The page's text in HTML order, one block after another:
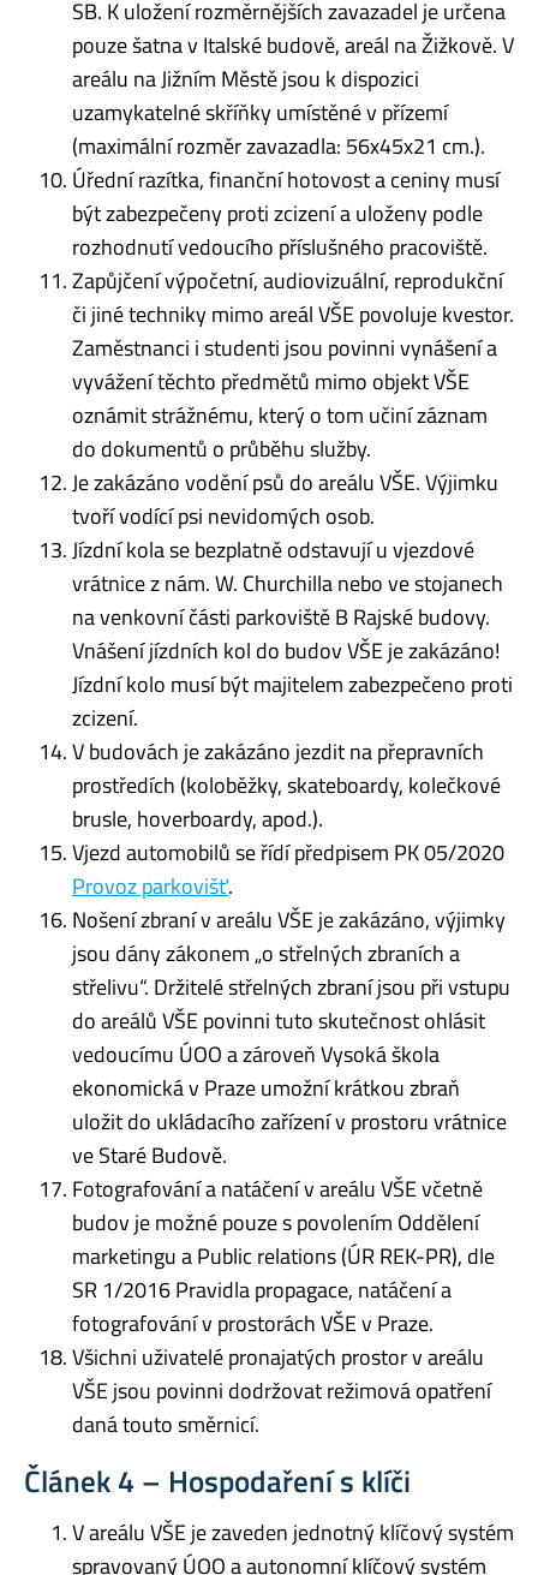
SB. K uložení rozměrnějších zavazadel je určena
pouze šatna v Italské budově, areál na Žižkově. V
areálu na Jižním Městě jsou k dispozici
uzamykatelné skříňky umístěné v přízemí
(maximální rozměr zavazadla: 56x45x21 cm.).
Úřední razítka, finanční hotovost a ceniny musí
být zabezpečeny proti zcizení a uloženy podle
rozhodnutí vedoucího příslušného pracoviště.
Zapůjčení výpočetní, audiovizuální, reprodukční
či jiné techniky mimo areál VŠE povoluje kvestor.
Zaměstnanci i studenti jsou povinni vynášení a
vyvážení těchto předmětů mimo objekt VŠE
oznámit strážnému, který o tom učiní záznam
do dokumentů o průběhu služby.
Je zakázáno vodění psů do areálu VŠE. Výjimku
tvoří vodící psi nevidomých osob.
Jízdní kola se bezplatně odstavují u vjezdové
vrátnice z nám. W. Churchilla nebo ve stojanech
na venkovní části parkoviště B Rajské budovy.
Vnášení jízdních kol do budov VŠE je zakázáno!
Jízdní kolo musí být majitelem zabezpečeno proti
zcizení.
V budovách je zakázáno jezdit na přepravních
prostředích (koloběžky, skateboardy, kolečkové
brusle, hoverboardy, apod.).
Vjezd automobilů se řídí předpisem PK 05/2020
Provoz parkovišť.
Nošení zbraní v areálu VŠE je zakázáno, výjimky
jsou dány zákonem „o střelných zbraních a
střelivu“. Držitelé střelných zbraní jsou při vstupu
do areálů VŠE povinni tuto skutečnost ohlásit
vedoucímu ÚOO a zároveň Vysoká škola
ekonomická v Praze umožní krátkou zbraň
uložit do ukládacího zařízení v prostoru vrátnice
ve Staré Budově.
Fotografování a natáčení v areálu VŠE včetně
budov je možné pouze s povolením Oddělení
marketingu a Public relations (ÚR REK-PR), dle
SR 1/2016 Pravidla propagace, natáčení a
fotografování v prostorách VŠE v Praze.
Všichni uživatelé pronajatých prostor v areálu
VŠE jsou povinni dodržovat režimová opatření
daná touto směrnicí.
Článek 4 – Hospodaření s klíči
V areálu VŠE je zaveden jednotný klíčový systém
spravovaný ÚOO a autonomní klíčový systém